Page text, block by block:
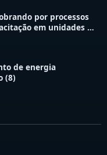
por processos
em unidades de
de energia
(8)